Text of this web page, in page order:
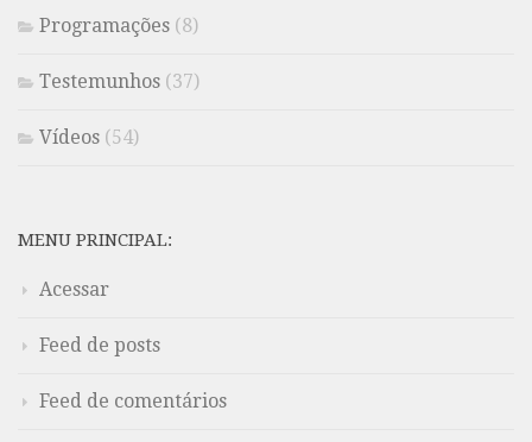
Programações (8)
Testemunhos (37)
Vídeos (54)
MENU PRINCIPAL:
Acessar
Feed de posts
Feed de comentários